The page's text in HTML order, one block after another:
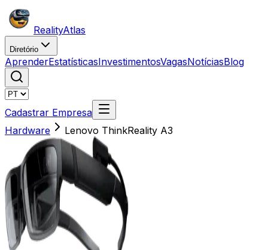
RealityAtlas
Diretório
AprenderEstatísticasInvestimentosVagasNotíciasBlog
Cadastrar Empresa
Hardware
Lenovo ThinkReality A3